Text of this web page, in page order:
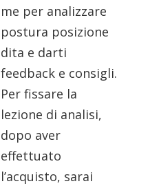
me per analizzare
postura posizione
dita e darti
feedback e consigli.
Per fissare la
lezione di analisi,
dopo aver
effettuato
l’acquisto, sarai